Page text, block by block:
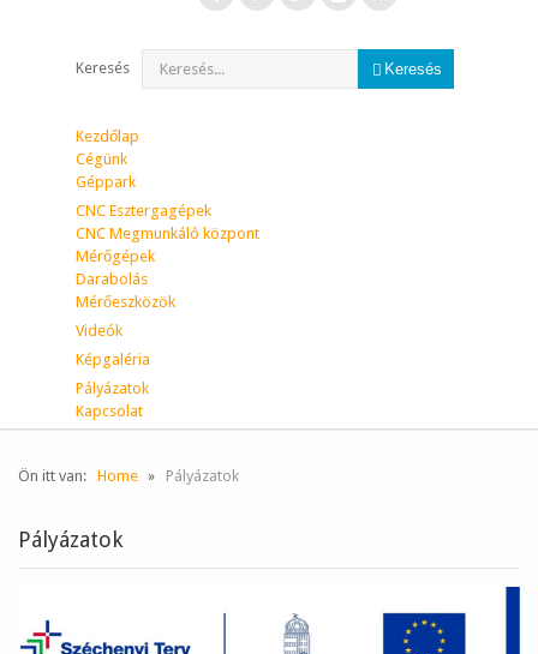
Keresés Keresés
Kezdőlap
Cégünk
Géppark
CNC Esztergagépek
CNC Megmunkáló központ
Mérőgépek
Darabolás
Mérőeszközök
Videók
Képgaléria
Pályázatok
Kapcsolat
Ön itt van: Home Pályázatok
Pályázatok